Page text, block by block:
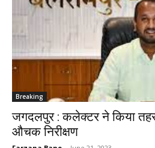
Breaking
जगदलपुर : कलेक्टर ने किया
औचक निरीक्षण